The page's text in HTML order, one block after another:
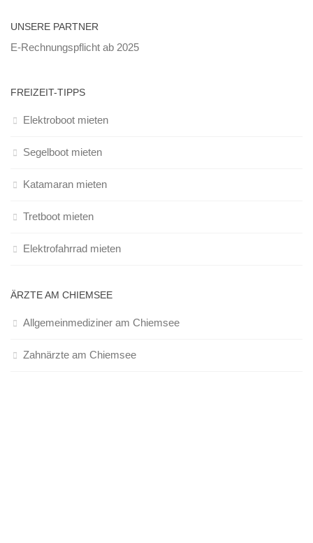
UNSERE PARTNER
E-Rechnungspflicht ab 2025
FREIZEIT-TIPPS
Elektroboot mieten
Segelboot mieten
Katamaran mieten
Tretboot mieten
Elektrofahrrad mieten
ÄRZTE AM CHIEMSEE
Allgemeinmediziner am Chiemsee
Zahnärzte am Chiemsee